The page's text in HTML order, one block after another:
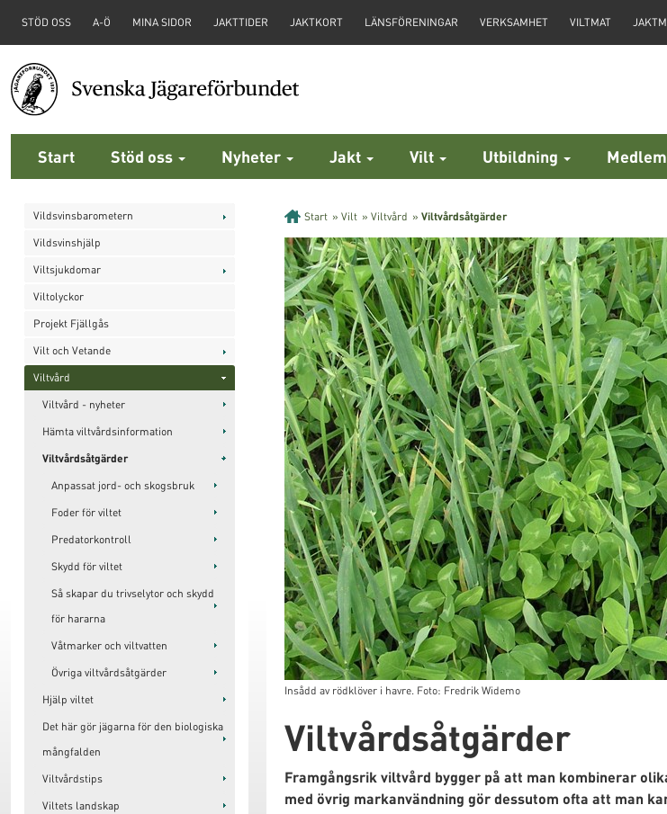
STÖD OSS A-Ö MINA SIDOR JAKTTIDER JAKTKORT LÄNSFÖRENINGAR VERKSAMHET VILTMAT
Start Stöd oss Nyheter Jakt Vilt Utbildning Medlem
Vildsvinsbarometern
Vildsvinshjälp
Viltsjukdomar
Viltolyckor
Projekt Fjällgås
Vilt och Vetande
Viltvård
Viltvård - nyheter
Hämta viltvårdsinformation
Viltvårdsåtgärder
Anpassat jord- och skogsbruk
Foder för viltet
Predatorkontroll
Skydd för viltet
Så skapar du trivselytor och skydd
för hararna
Våtmarker och viltvatten
Övriga viltvårdsåtgärder
Hjälp viltet
Det här gör jägarna för den biologiska
mångfalden
Viltvårdstips
Viltets landskap
Start » Vilt » Viltvård » Viltvårdsåtgärder
Insådd av rödklöver i havre. Foto: Fredrik Widemo
Viltvårdsåtgärder
Framgångsrik viltvård bygger på att man kombinerar
med övrig markanvändning gör dessutom ofta att man